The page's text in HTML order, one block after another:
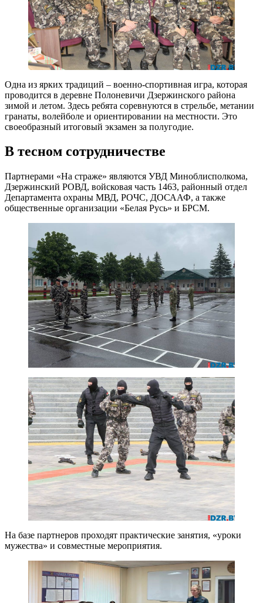
Одна из ярких традиций – военно-спортивная игра, которая
проводится в деревне Полоневичи Дзержинского района
зимой и летом. Здесь ребята соревнуются в стрельбе, метании
гранаты, волейболе и ориентировании на местности. Это
своеобразный итоговый экзамен за полугодие.
В тесном сотрудничестве
Партнерами «На страже» являются УВД Миноблисполкома,
Дзержинский РОВД, войсковая часть 1463, районный отдел
Департамента охраны МВД, РОЧС, ДОСААФ, а также
общественные организации «Белая Русь» и БРСМ.
На базе партнеров проходят практические занятия, «уроки
мужества» и совместные мероприятия.